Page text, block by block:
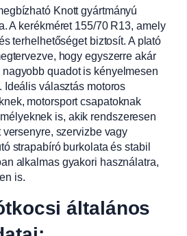
Knott gyártmányú
A kerékméret 155/70 R13, amely
terhelhetőséget biztosít. A plató
hogy egyszerre akár
quadot is kényelmesen
választás motoros
motorsport csapatoknak
is, akik rendszeresen
szervizbe vagy
strapabíró burkolata és stabil
alkalmas gyakori használatra,
is.
általános